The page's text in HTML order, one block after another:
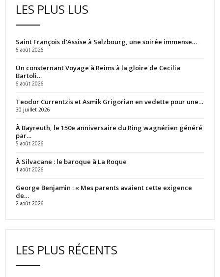
LES PLUS LUS
Saint François d’Assise à Salzbourg, une soirée immense…
6 août 2026
Un consternant Voyage à Reims à la gloire de Cecilia
Bartoli…
6 août 2026
Teodor Currentzis et Asmik Grigorian en vedette pour une…
30 juillet 2026
À Bayreuth, le 150e anniversaire du Ring wagnérien généré
par…
5 août 2026
À Silvacane : le baroque à La Roque
1 août 2026
George Benjamin : « Mes parents avaient cette exigence
de…
2 août 2026
LES PLUS RÉCENTS